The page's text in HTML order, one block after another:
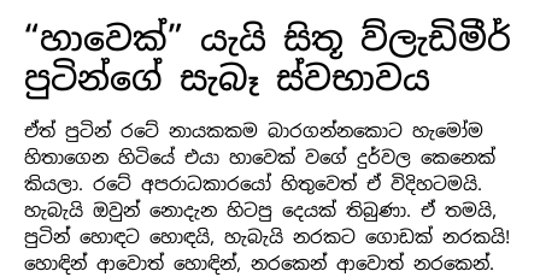
“හාවෙක්” යැයි සිතූ ව්ලැඩිමීර්
පුටින්ගේ සැබෑ ස්වභාවය
ඒත් පුටින් රටේ නායකකම බාරගන්නකොට හැමෝම
හිතාගෙන හිටියේ එයා හාවෙක් වගේ දුර්වල කෙනෙක්
කියලා. රටේ අපරාධකාරයෝ හිතුවෙත් ඒ විදිහටමයි.
හැබැයි ඔවුන් නොදැන හිටපු දෙයක් තිබුණා. ඒ තමයි,
පුටින් හොඳට හොඳයි, හැබැයි නරකට ගොඩක් නරකයි!
හොඳින් ආවොත් හොඳින්, නරකෙන් ආවොත් නරකෙන්.